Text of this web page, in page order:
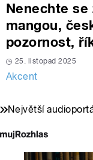
Nenechte se
mangou,
pozornost,
25. listopad 2025
Akcent
Největší